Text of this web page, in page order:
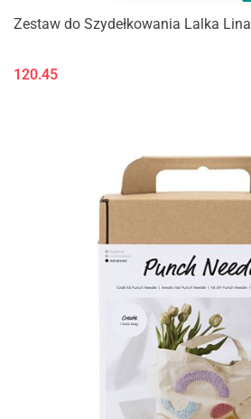
Zestaw do Szydełkowania Lalka Lina
120.45